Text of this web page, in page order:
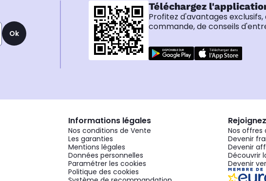
Ok
Téléchargez
Profitez d'avantages exclusifs,
commande, de conseils
Informations légales
Nos conditions de Vente
Les garanties
Mentions légales
Données personnelles
Paramétrer les cookies
Politique des cookies
Nos offres
Devenir
Devenir
Découvrir
Devenir